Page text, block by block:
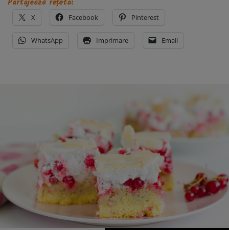
Partajează rețeta:
X Facebook Pinterest
WhatsApp Imprimare Email